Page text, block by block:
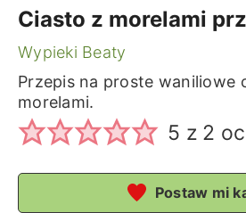
Ciasto z morelami
Wypieki Beaty
Przepis na proste waniliowe
morelami.
5 z 2
Postaw mi